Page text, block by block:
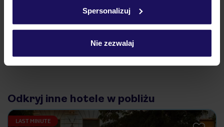
Spersonalizuj
Nie zezwalaj
Czy w Hotelu będzie przedstawiciel TUI?
pokładowe/bilety lotnicze?
Zobacz więcej
Odkryj inne hotele w pobliżu
LAST MINUTE